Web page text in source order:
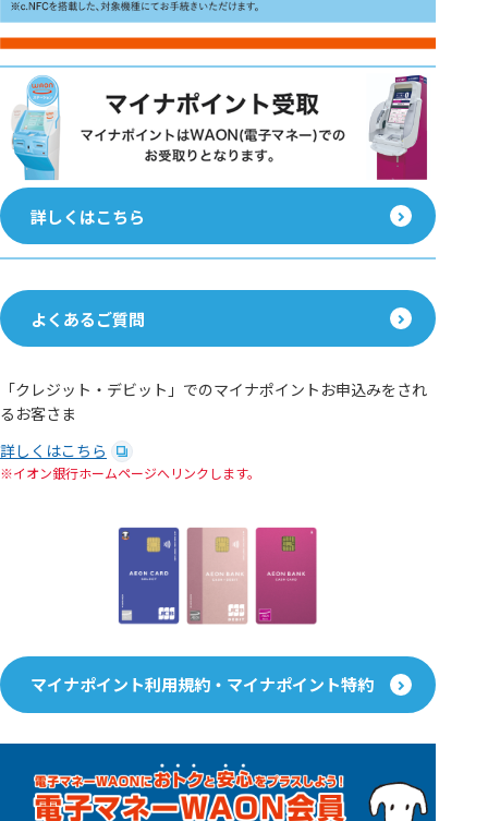
詳しくはこちら
よくあるご質問
「クレジット・デビット」でのマイナポイントお申込みをされ
るお客さま
詳しくはこちら
イオン銀行ホームページへリンクします。
マイナポイント利用規約・マイナポイント特約